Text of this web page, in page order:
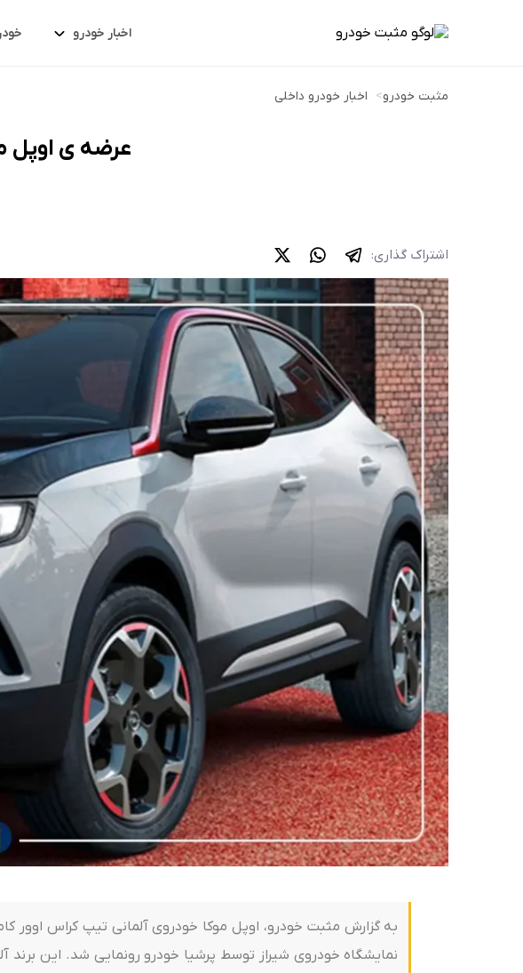
اخبار خودرو
مثبت خودرو> اخبار خودرو داخلی
عرضه ی اوپل
اشتراک گذاری:
به گزارش مثبت خودرو، اوپل موکا خودروی آلمانی تیپ کراس اوور
نمایشگاه خودروی شیراز توسط پرشیا خودرو رونمایی شد. این برند